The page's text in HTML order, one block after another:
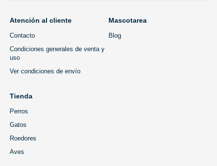
Atención al cliente
Contacto
Condiciones generales de venta y
uso
Ver condiciones de envío
Mascotarea
Blog
Tienda
Perros
Gatos
Roedores
Aves